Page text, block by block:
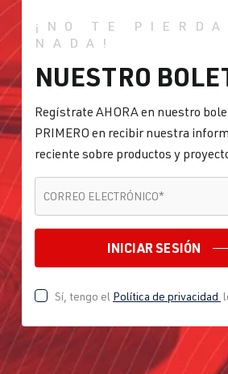
¡NO TE
NADA!
NUESTRO
Regístrate AHORA en nuestro
PRIMERO en recibir nuestra
reciente sobre productos y
CORREO ELECTRÓNICO*
INICIAR SESIÓN
Sí, tengo el Política de privacidad